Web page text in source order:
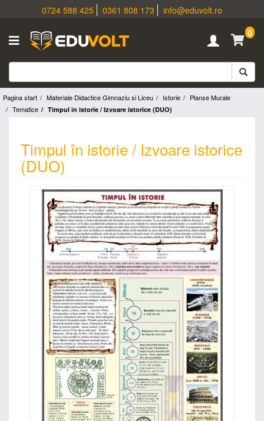
0724 588 425 0361 808 173
info@eduvolt.ro
0
Pagina start Materiale Didactice Gimnaziu si Liceu Istorie
Planse Murale
Tematice
Timpul în istorie / Izvoare istorice (DUO)
Timpul în istorie / Izvoare istorice
(DUO)